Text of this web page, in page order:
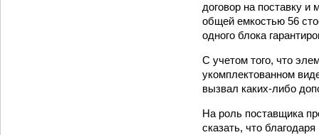
договор на поставку
общей емкостью 56
одного блока
С учетом того, что
укомплектованном
вызвал каких-либо
На роль поставщика
сказать, что